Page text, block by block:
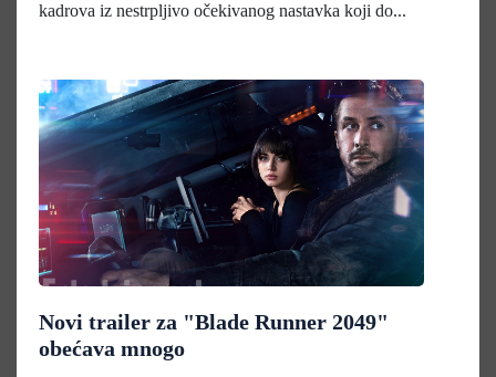
kadrova iz nestrpljivo očekivanog nastavka koji do...
Novi trailer za "Blade Runner 2049"
obećava mnogo